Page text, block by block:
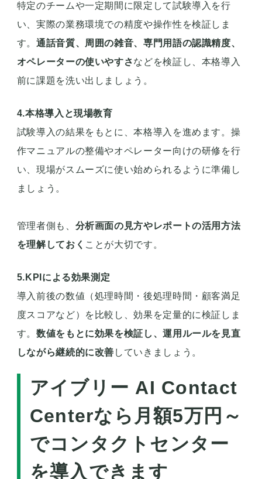
特定のチームや一定期間に限定して試験導入を行
い、実際の業務環境での精度や操作性を検証しま
す。 通話音質、周囲の雑音、専門用語の認識精度、
オペレーターの使いやすさなどを検証し、本格導入
前に課題を洗い出しましょう。
4.本格導入と現場教育
試験導入の結果をもとに、本格導入を進めます。操
作マニュアルの整備やオペレーター向けの研修を行
い、現場がスムーズに使い始められるように準備し
ましょう。
管理者側も、 分析画面の見方やレポートの活用方法
を理解しておく ことが大切です。
5.KPIによる効果測定
導入前後の数値（処理時間・後処理時間・顧客満足
度スコアなど）を比較し、効果を定量的に検証しま
す。 数値をもとに効果を検証し、運用ルールを見直
しながら継続的に改善 していきましょう。
アイブリー AI Contact
Centerなら月額5万円～
でコンタクトセンター
を導入できます